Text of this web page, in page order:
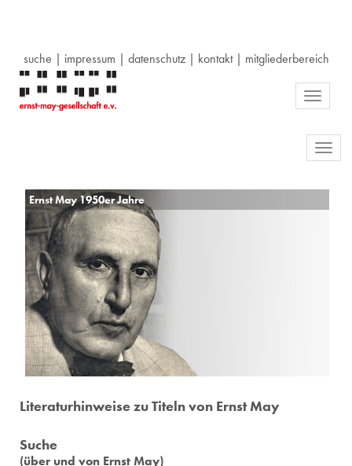
suche | impressum | datenschutz| kontakt| mitgliederbereich
Toggle
Ernst May 1950er Jahre
Literaturhinweise zu Titeln von Ernst May
Suche
(über und von Ernst May)